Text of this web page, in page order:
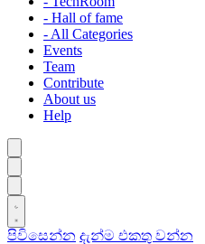
- Hall of fame
- All Categories
Events
Team
Contribute
About us
Help
පිවිසෙන්න දැන්ම එකතු වන්න